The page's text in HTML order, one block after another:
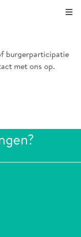
burgerparticipatie
met ons op.